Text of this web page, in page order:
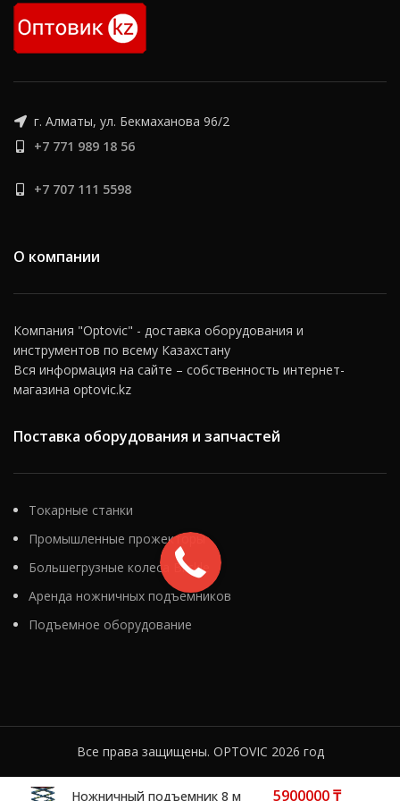
Ножничные подъемники
ремонтирующих
сельскохозяйственную
при организации
при монтаже рекламных
при проведении
г. Алматы, ул. Бекмаханова 96/2
+7 771 989 18 56
+7 707 111 5598
О компании
Компания "Optovic" - доставка оборудования и
инструментов по всему Казахстану
Вся информация на сайте – собственность интернет-
магазина optovic.kz
Поставка оборудования и запчастей
Токарные станки
Промышленные прожекторы
Большегрузные колеса Blickle
Аренда ножничных подъемников
Подъемное оборудование
Все права защищены. OPTOVIC 2026 год
Ножничный подъемник 8 м